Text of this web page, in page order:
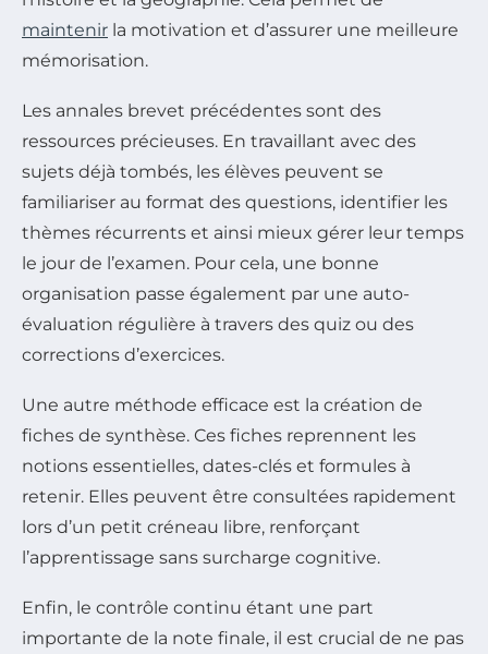
maintenir la motivation et d’assurer une meilleure
mémorisation.
Les annales brevet précédentes sont des
ressources précieuses. En travaillant avec des
sujets déjà tombés, les élèves peuvent se
familiariser au format des questions, identifier les
thèmes récurrents et ainsi mieux gérer leur temps
le jour de l’examen. Pour cela, une bonne
organisation passe également par une auto-
évaluation régulière à travers des quiz ou des
corrections d’exercices.
Une autre méthode efficace est la création de
fiches de synthèse. Ces fiches reprennent les
notions essentielles, dates-clés et formules à
retenir. Elles peuvent être consultées rapidement
lors d’un petit créneau libre, renforçant
l’apprentissage sans surcharge cognitive.
Enfin, le contrôle continu étant une part
importante de la note finale, il est crucial de ne pas